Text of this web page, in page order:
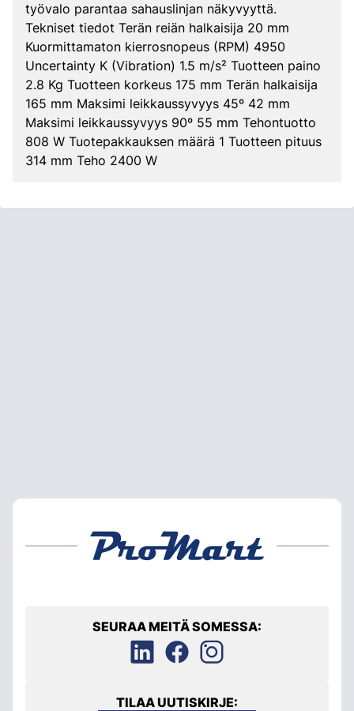
työvalo parantaa sahauslinjan näkyvyyttä.
Tekniset tiedot Terän reiän halkaisija 20 mm
Kuormittamaton kierrosnopeus (RPM) 4950
Uncertainty K (Vibration) 1.5 m/s² Tuotteen paino
2.8 Kg Tuotteen korkeus 175 mm Terän halkaisija
165 mm Maksimi leikkaussyvyys 45º 42 mm
Maksimi leikkaussyvyys 90º 55 mm Tehontuotto
808 W Tuotepakkauksen määrä 1 Tuotteen pituus
314 mm Teho 2400 W
SEURAA MEITÄ SOMESSA:
TILAA UUTISKIRJE: